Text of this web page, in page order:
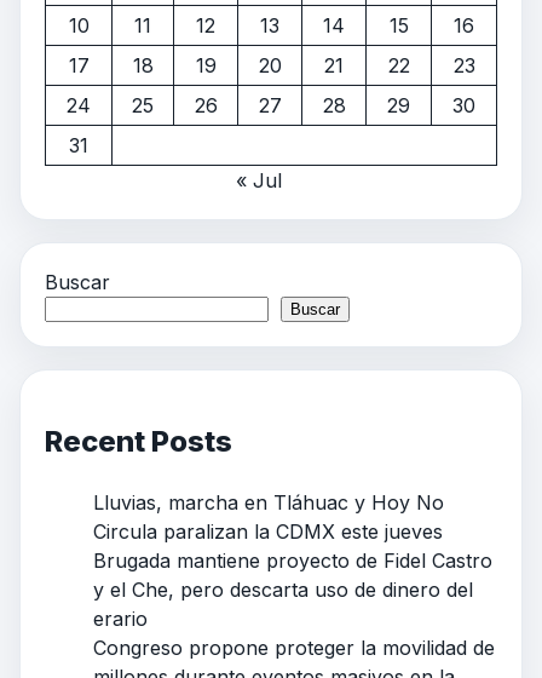
10
11 12 13 14 15
16
17
18 19 20 21 22
23
24
25 26 27 28 29
30
31
« Jul
Buscar
Buscar
Recent Posts
Lluvias, marcha en Tláhuac y Hoy No
Circula paralizan la CDMX este jueves
Brugada mantiene proyecto de Fidel Castro
y el Che, pero descarta uso de dinero del
erario
Congreso propone proteger la movilidad de